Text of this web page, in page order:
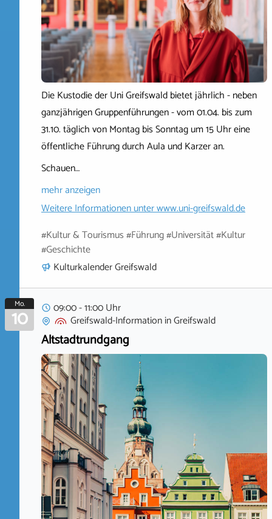
Die Kustodie der Uni Greifswald bietet jährlich - neben
ganzjährigen Gruppenführungen - vom 01.04. bis zum
31.10. täglich von Montag bis Sonntag um 15 Uhr eine
öffentliche Führung durch Aula und Karzer an.
Schauen…
mehr anzeigen
Weitere Informationen unterwww.uni-greifswald.de
#Kultur & Tourismus #Führung #Universität #Kultur
#Geschichte
Kulturkalender Greifswald
Mo.
10
09:00 - 11:00 Uhr
Greifswald-InformationinGreifswald
Altstadtrundgang